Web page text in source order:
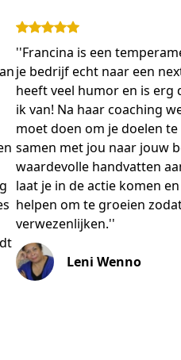
''Francina is een
je bedrijf echt naar een
heeft veel humor en is erg
ik van! Na haar coaching
moet doen om je doelen
samen met jou naar jouw
waardevolle handvatten
laat je in de actie komen
helpen om te groeien
verwezenlijken.''
Leni Wenno